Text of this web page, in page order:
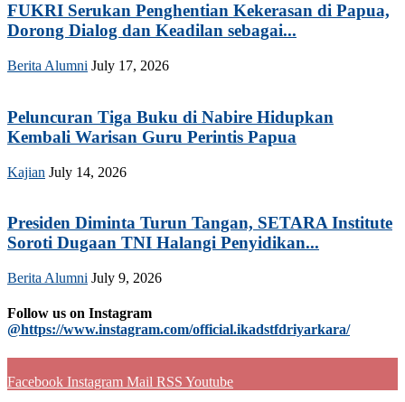
FUKRI Serukan Penghentian Kekerasan di Papua,
Dorong Dialog dan Keadilan sebagai...
Berita Alumni July 17, 2026
Peluncuran Tiga Buku di Nabire Hidupkan
Kembali Warisan Guru Perintis Papua
Kajian July 14, 2026
Presiden Diminta Turun Tangan, SETARA Institute
Soroti Dugaan TNI Halangi Penyidikan...
Berita Alumni July 9, 2026
Follow us on Instagram
@https://www.instagram.com/official.ikadstfdriyarkara/
Facebook Instagram Mail RSS Youtube